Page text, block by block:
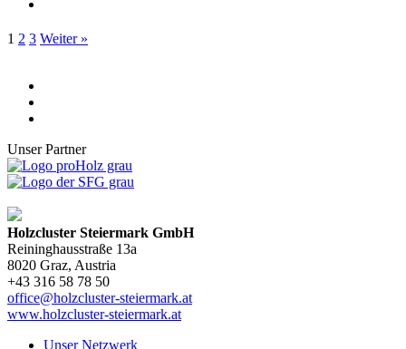
1 2 3 Weiter »
Unser Partner
Holzcluster Steiermark GmbH
Reininghausstraße 13a
8020 Graz, Austria
+43 316 58 78 50
office@holzcluster-steiermark.at
www.holzcluster-steiermark.at
Unser Netzwerk